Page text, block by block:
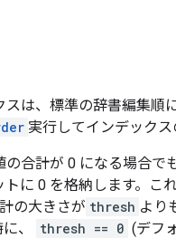
は、標準の辞書編集順
実行してインデックス
合計が 0 になる場合で
に 0 を格納します。こ
の大きさが thresh より
、
thresh == 0 (デフ